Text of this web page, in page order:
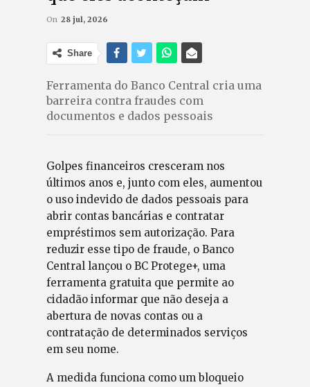
On 28 jul, 2026
Share
Ferramenta do Banco Central cria uma
barreira contra fraudes com
documentos e dados pessoais
Golpes financeiros cresceram nos
últimos anos e, junto com eles, aumentou
o uso indevido de dados pessoais para
abrir contas bancárias e contratar
empréstimos sem autorização. Para
reduzir esse tipo de fraude, o Banco
Central lançou o BC Protege+, uma
ferramenta gratuita que permite ao
cidadão informar que não deseja a
abertura de novas contas ou a
contratação de determinados serviços
em seu nome.
A medida funciona como um bloqueio